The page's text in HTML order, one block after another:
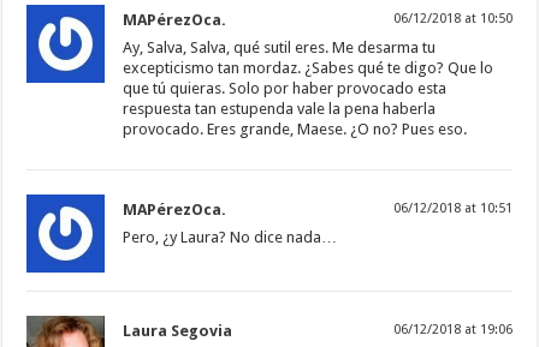
MAPérezOca. 06/12/2018 at 10:50
Ay, Salva, Salva, qué sutil eres. Me desarma tu
excepticismo tan mordaz. ¿Sabes qué te digo? Que lo
que tú quieras. Solo por haber provocado esta
respuesta tan estupenda vale la pena haberla
provocado. Eres grande, Maese. ¿O no? Pues eso.
MAPérezOca. 06/12/2018 at 10:51
Pero, ¿y Laura? No dice nada…
Laura Segovia 06/12/2018 at 19:06